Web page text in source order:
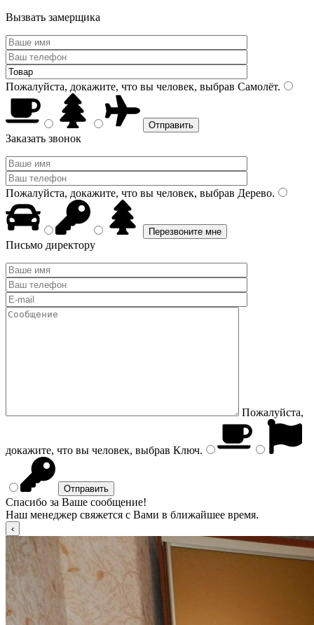
Вызвать замерщика
Пожалуйста, докажите, что вы человек, выбрав Самолёт.
Заказать звонок
Пожалуйста, докажите, что вы человек, выбрав Дерево.
Письмо директору
Пожалуйста,
докажите, что вы человек, выбрав Ключ.
Спасибо за Ваше сообщение!
Наш менеджер свяжется с Вами в ближайшее время.